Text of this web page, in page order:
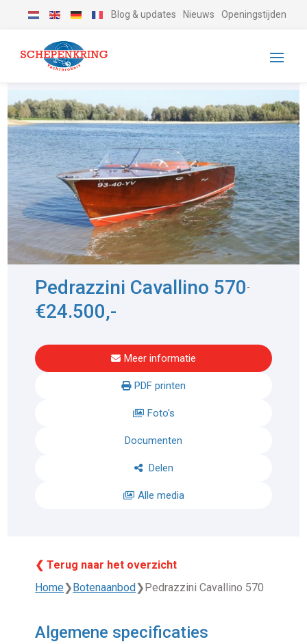
Blog & updates Nieuws Openingstijden
Pedrazzini Cavallino 570-
€24.500,-
Meer informatie
PDF printen
Foto's
Documenten
Delen
Alle media
❮ Terug naar het overzicht
Home❯ Botenaanbod ❯ Pedrazzini Cavallino 570
Algemene specificaties